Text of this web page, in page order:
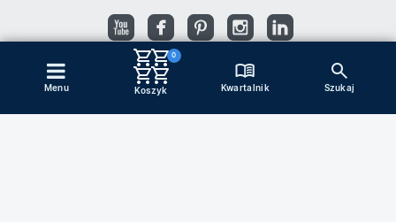
Menu
0
Koszyk Kwartalnik Szukaj
Copyright © Excellent